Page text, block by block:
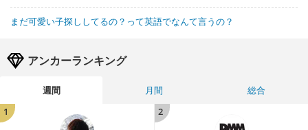
まだ可愛い子探ししてるの？って英語でなんて言うの？
アンカーランキング
週間 月間
総合
1
2